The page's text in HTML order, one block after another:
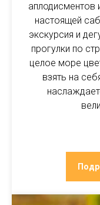
аплодисментов
настоящей
экскурсия и
прогулки по
целое море
взять на